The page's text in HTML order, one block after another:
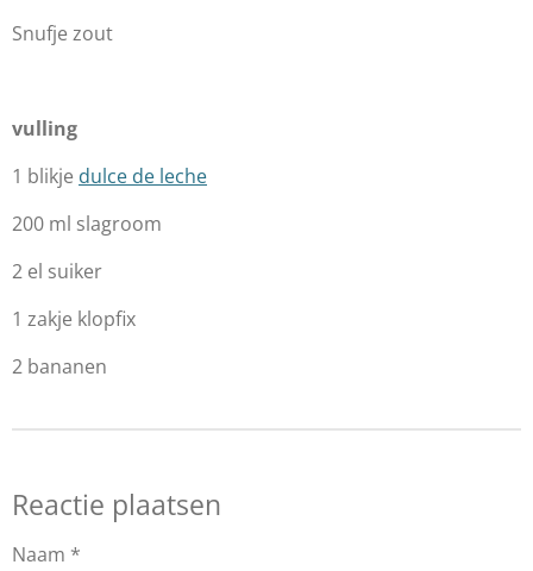
Snufje zout
vulling
1 blikje dulce de leche
200 ml slagroom
2 el suiker
1 zakje klopfix
2 bananen
Reactie plaatsen
Naam *